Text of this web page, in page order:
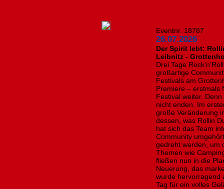
Eventnr. 18787
26.07.2026
Der Spirit lebt:
Leibnitz -
Drei Tage
großartige
Festivals am
Premiere – erstmals
Festival weiter.
nicht enden. Im
große Veränderung
dessen, was Rollin
hat sich das Team
Community
gedreht werden, um
Themen wie
fließen nun in die
Neuerung, das
wurde hervorragend
Tag für ein volles